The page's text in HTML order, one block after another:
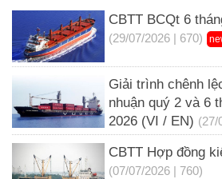
CBTT BCQt 6
(29/07/2026 | 670)
Giải trình chênh
nhuận quý 2 và 6
2026 (VI / EN) (27/
CBTT Hợp đồng
(07/07/2026 | 760)